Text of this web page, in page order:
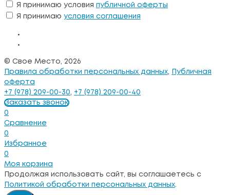
Я принимаю условия публичной оферты
Я принимаю условия соглашения
© Свое Место, 2026
Правила обработки персональных данных,
Публичная
оферта
+7 (978) 209-00-30, +7 (978) 209-00-40
Заказать звонок
0
Сравнение
0
Избранное
0
Моя корзина
Продолжая использовать сайт, вы соглашаетесь с
Политикой обработки персональных данных.